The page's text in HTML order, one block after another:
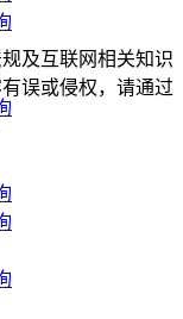
及互联网相关知识
误或侵权，请通过